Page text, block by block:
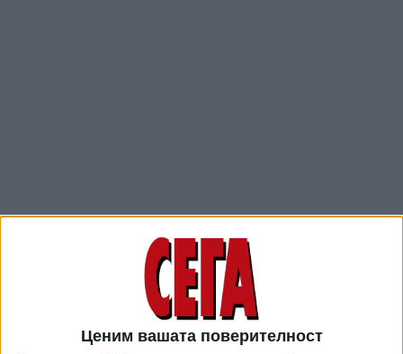
Ценим вашата поверителност
Към решението липсва задължително становище на
Консултативния съвет по именуване и преименуване на
обекти към СОС, както и яснота на какво правно
основание е извършено преименуването, съгласно
действащата общинска наредба, изтъкват от
областната управа. Оттам допълват, че решението е